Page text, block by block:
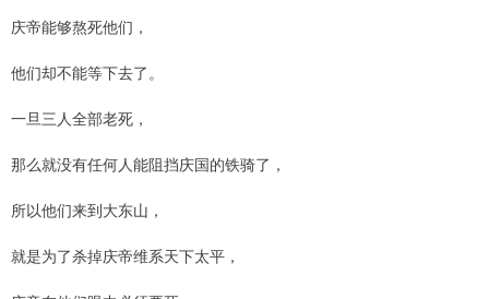
庆帝能够熬死他们，
他们却不能等下去了。
一旦三人全部老死，
那么就没有任何人能阻挡庆国的铁骑了，
所以他们来到大东山，
就是为了杀掉庆帝维系天下太平，